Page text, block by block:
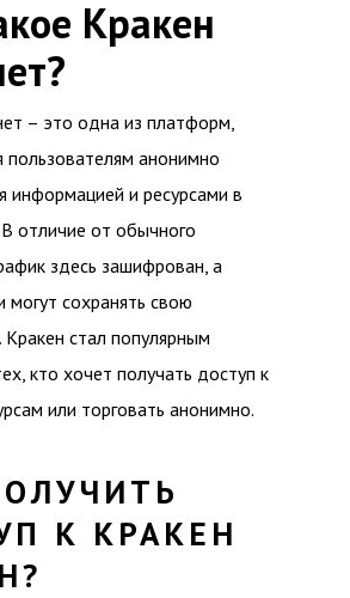
Кракен
– это одна из платформ,
анонимно
информацией и ресурсами в
отличие от обычного
здесь зашифрован, а
могут сохранять свою
Кракен стал популярным
кто хочет получать доступ к
или торговать анонимно.
К КРАКЕН